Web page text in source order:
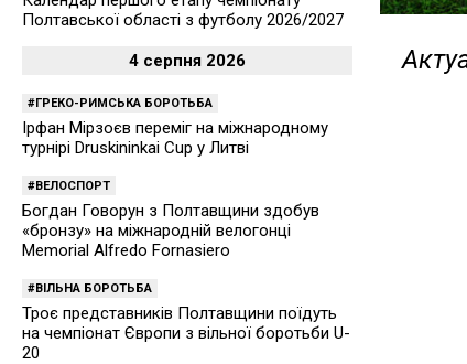
Полтавської області з футболу 2026/2027
4 серпня 2026
ГРЕКО-РИМСЬКА БОРОТЬБА
Ірфан Мірзоєв переміг на міжнародному
турнірі Druskininkai Cup у Литві
ВЕЛОСПОРТ
Богдан Говорун з Полтавщини здобув
«бронзу» на міжнародній велогонці
Memorial Alfredo Fornasiero
ВІЛЬНА БОРОТЬБА
Троє представників Полтавщини поїдуть
на чемпіонат Європи з вільної боротьби U-
20